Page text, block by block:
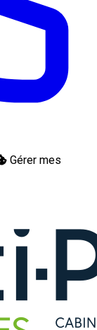
Gérer mes